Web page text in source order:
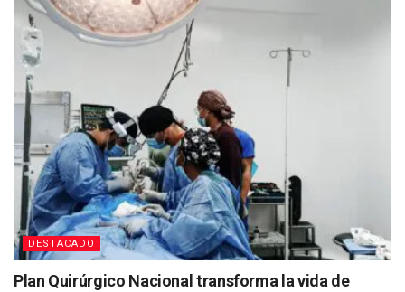
DESTACADO
Plan Quirúrgico Nacional transforma la vida de